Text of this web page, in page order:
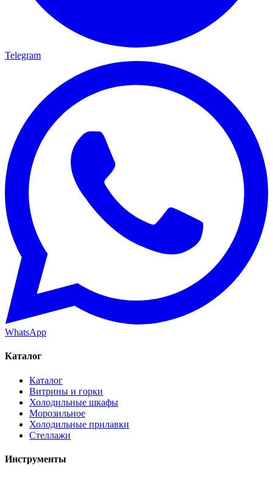
Telegram
WhatsApp
Каталог
Каталог
Витрины и горки
Холодильные шкафы
Морозильное
Холодильные прилавки
Стеллажи
Инструменты